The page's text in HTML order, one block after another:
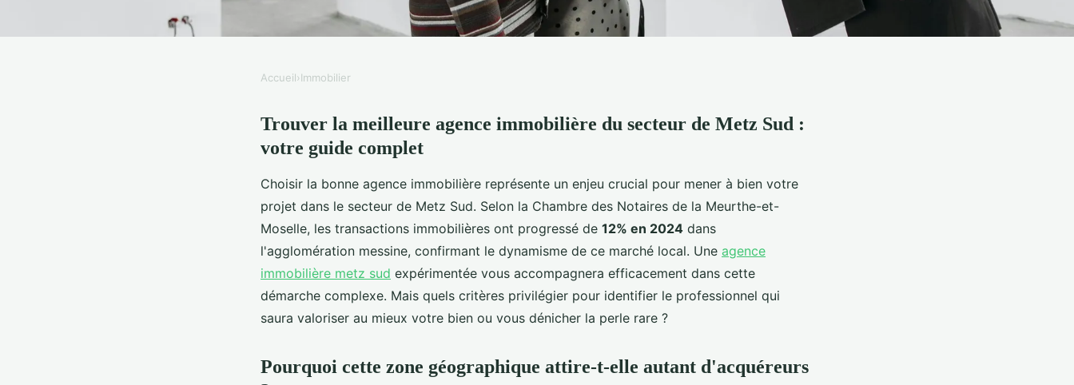
Trouvez la meilleure agence immobilière
à Metz sud en 2026 !
Accueil›Immobilier
Trouver la meilleure agence immobilière du secteur de Metz Sud :
votre guide complet
Choisir la bonne agence immobilière représente un enjeu crucial pour mener à bien votre
projet dans le secteur de Metz Sud. Selon la Chambre des Notaires de la Meurthe-et-
Moselle, les transactions immobilières ont progressé de 12% en 2024 dans
l'agglomération messine, confirmant le dynamisme de ce marché local. Une agence
immobilière metz sud expérimentée vous accompagnera efficacement dans cette
démarche complexe. Mais quels critères privilégier pour identifier le professionnel qui
saura valoriser au mieux votre bien ou vous dénicher la perle rare ?
Pourquoi cette zone géographique attire-t-elle autant d'acquéreurs